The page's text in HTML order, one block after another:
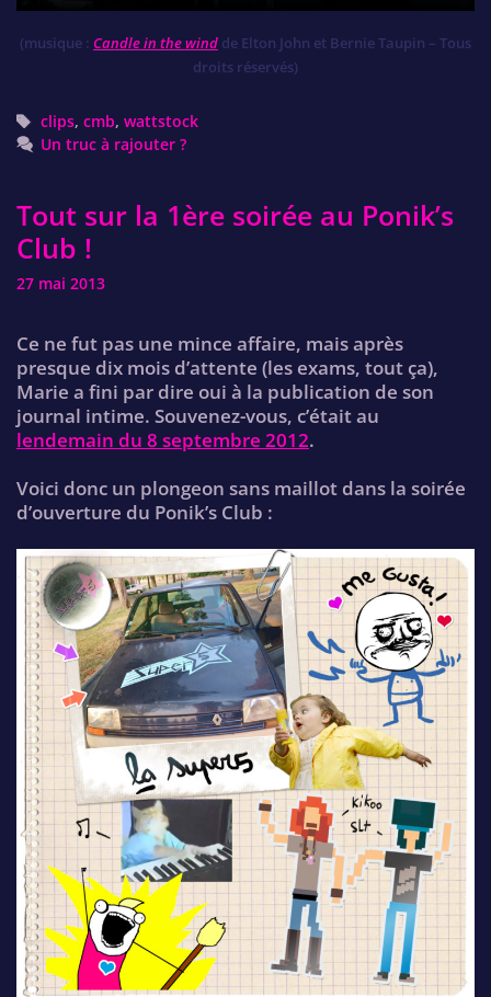
(musique : Candle in the wind de Elton John et Bernie Taupin – Tous
droits réservés)
Tags
clips, cmb, wattstock
Un truc à rajouter ?
Tout sur la 1ère soirée au Ponik’s
Club !
27 mai 2013
Ce ne fut pas une mince affaire, mais après
presque dix mois d’attente (les exams, tout ça),
Marie a fini par dire oui à la publication de son
journal intime. Souvenez-vous, c’était au
lendemain du 8 septembre 2012.
Voici donc un plongeon sans maillot dans la soirée
d’ouverture du Ponik’s Club :